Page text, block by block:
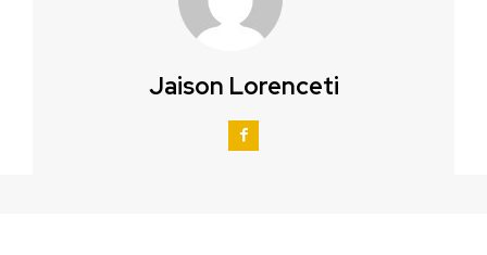
Jaison Lorenceti